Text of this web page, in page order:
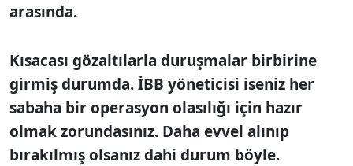
arasında.
Kısacası gözaltılarla duruşmalar birbirine
girmiş durumda. İBB yöneticisi iseniz her
sabaha bir operasyon olasılığı için hazır
olmak zorundasınız. Daha evvel alınıp
bırakılmış olsanız dahi durum böyle.